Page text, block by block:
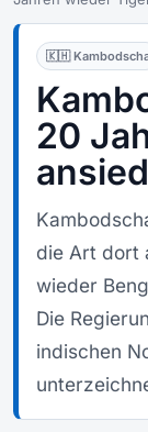
🇰🇭
20
die Art dort
wieder
Die
indischen